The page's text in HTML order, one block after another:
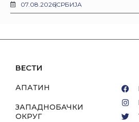
07.08.2026СРБИЈА
ВЕСТИ
АПАТИН
ЗАПАДНОБАЧКИ
ОКРУГ